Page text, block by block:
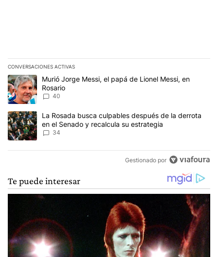
CONVERSACIONES ACTIVAS
Este listado muestra los artículos con más comentarios en los
Un artículo de tendencia con el título "Murió Jorge Messi, el
Murió Jorge Messi, el papá de Lionel Messi, en
Rosario
40
Un artículo de tendencia con el título "La Rosada busca
La Rosada busca culpables después de la derrota
en el Senado y recalcula su estrategia
34
Gestionado por